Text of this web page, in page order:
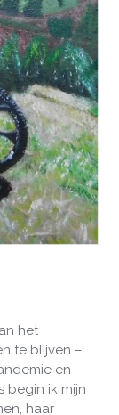
het
te blijven –
en
begin ik mijn
haar